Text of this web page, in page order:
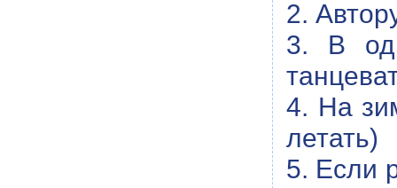
2.
3. В
4. На
летать)
5. Если